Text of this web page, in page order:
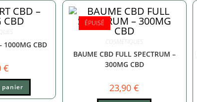
1000MG CBD
€
ÉPUISÉ
COSMÉTIQUES
BAUME CBD FULL SPECTRUM –
300MG CBD
23,90€